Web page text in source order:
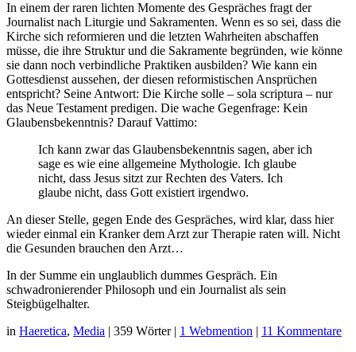
In einem der raren lichten Momente des Gespräches fragt der
Journalist nach Liturgie und Sakramenten. Wenn es so sei, dass die
Kirche sich reformieren und die letzten Wahrheiten abschaffen
müsse, die ihre Struktur und die Sakramente begründen, wie könne
sie dann noch verbindliche Praktiken ausbilden? Wie kann ein
Gottesdienst aussehen, der diesen reformistischen Ansprüchen
entspricht? Seine Antwort: Die Kirche solle – sola scriptura – nur
das Neue Testament predigen. Die wache Gegenfrage: Kein
Glaubensbekenntnis? Darauf Vattimo:
Ich kann zwar das Glaubensbekenntnis sagen, aber ich
sage es wie eine allgemeine Mythologie. Ich glaube
nicht, dass Jesus sitzt zur Rechten des Vaters. Ich
glaube nicht, dass Gott existiert irgendwo.
An dieser Stelle, gegen Ende des Gespräches, wird klar, dass hier
wieder einmal ein Kranker dem Arzt zur Therapie raten will. Nicht
die Gesunden brauchen den Arzt…
In der Summe ein unglaublich dummes Gespräch. Ein
schwadronierender Philosoph und ein Journalist als sein
Steigbügelhalter.
in Haeretica, Media | 359 Wörter | 1 Webmention | 11 Kommentare